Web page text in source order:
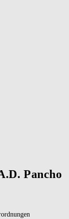
Pancho